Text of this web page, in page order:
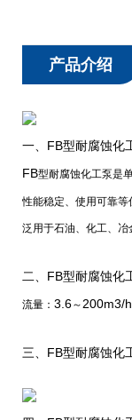
产品介绍
一、 FB型耐腐蚀化
FB型耐腐蚀化工泵是
性能稳定、使用可靠等
泛用于石油、化工、
二、 FB型耐腐蚀化
流量： 3.6～ 200m3/h
三、 FB型耐腐蚀化